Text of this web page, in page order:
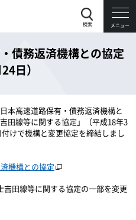
検索 メニュー
債務返済機構との協定
日）
本高速道路保有・債務返済機構と
田線等に関する協定」（平成18年3
けで機構と変更協定を締結しまし
機構との協定
田線等に関する協定の一部を変更